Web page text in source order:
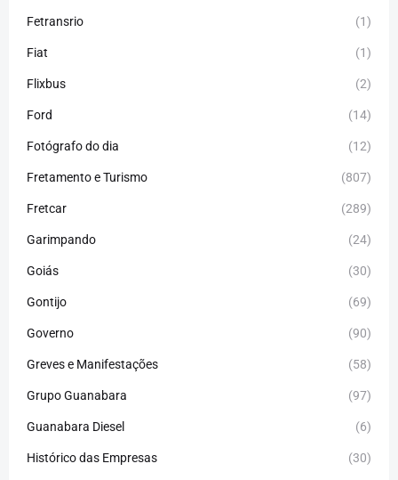
Fetransrio (1)
Fiat (1)
Flixbus (2)
Ford (14)
Fotógrafo do dia (12)
Fretamento e Turismo (807)
Fretcar (289)
Garimpando (24)
Goiás (30)
Gontijo (69)
Governo (90)
Greves e Manifestações (58)
Grupo Guanabara (97)
Guanabara Diesel (6)
Histórico das Empresas (30)